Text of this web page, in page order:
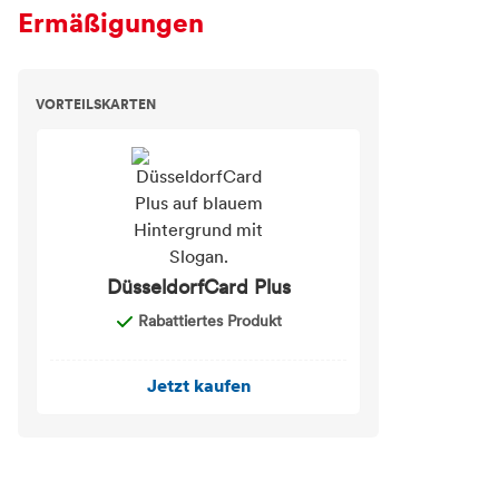
Ermäßigungen
VORTEILSKARTEN
DüsseldorfCard Plus
Rabattiertes Produkt
Jetzt kaufen